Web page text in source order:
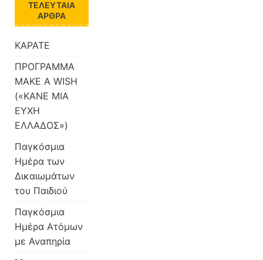
ΤΕΛΕΥΤΑΊΑ
ΆΡΘΡΑ
ΚΑΡΑΤΕ
ΠΡΟΓΡΑΜΜΑ
MAKE A WISH
(«ΚΑΝΕ ΜΙΑ
ΕΥΧΗ
ΕΛΛΑΔΟΣ»)
Παγκόσμια
Ημέρα των
Δικαιωμάτων
του Παιδιού
Παγκόσμια
Ημέρα Ατόμων
με Αναπηρία